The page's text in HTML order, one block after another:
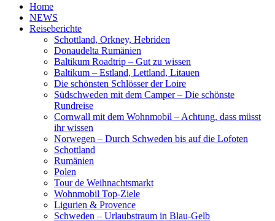
Home
NEWS
Reiseberichte
Schottland, Orkney, Hebriden
Donaudelta Rumänien
Baltikum Roadtrip – Gut zu wissen
Baltikum – Estland, Lettland, Litauen
Die schönsten Schlösser der Loire
Südschweden mit dem Camper – Die schönste
Rundreise
Cornwall mit dem Wohnmobil – Achtung, dass müsst
ihr wissen
Norwegen – Durch Schweden bis auf die Lofoten
Schottland
Rumänien
Polen
Tour de Weihnachtsmarkt
Wohnmobil Top-Ziele
Ligurien & Provence
Schweden – Urlaubstraum in Blau-Gelb